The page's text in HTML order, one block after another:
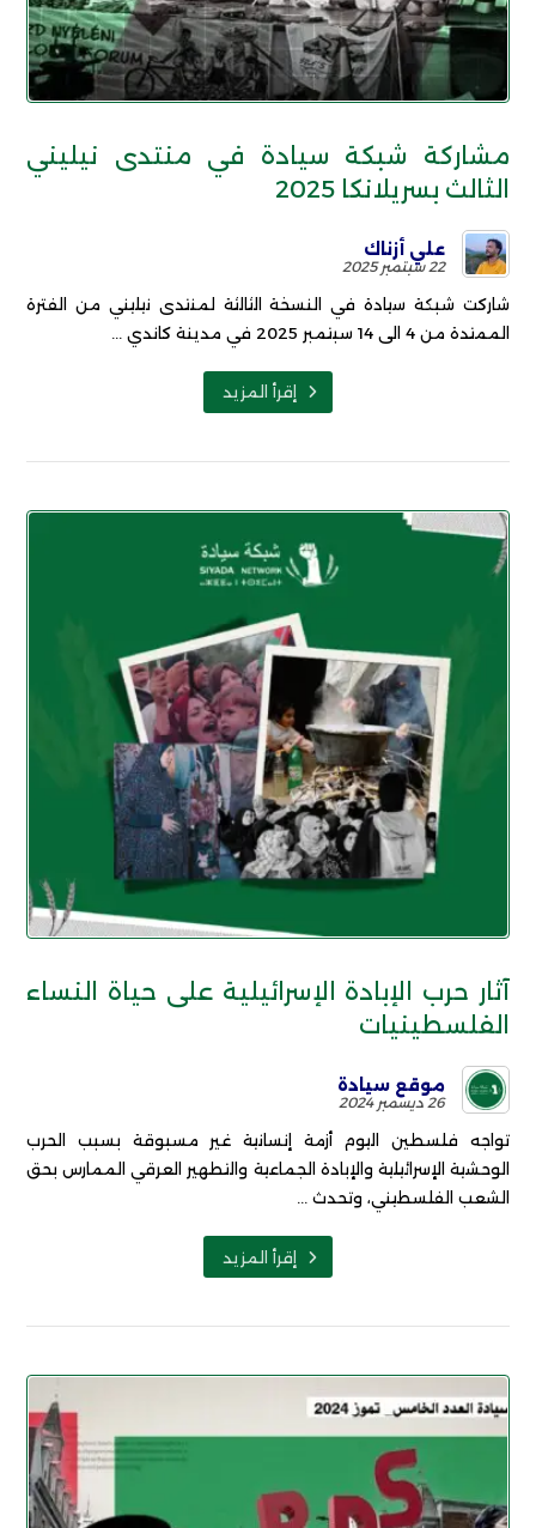
مشاركة شبكة سيادة في منتدى نيليني
الثالث بسريلانكا 2025
علي أزناك
22 سبتمبر 2025
شاركت شبكة سيادة في النسخة الثالثة لمنتدى نيليني من الفترة
الممتدة من 4 الى 14 سبتمبر 2025 في مدينة كاندي ...
إقرأ المزيد
آثار حرب الإبادة الإسرائيلية على حياة النساء
الفلسطينيات
موقع سيادة
26 ديسمبر 2024
تواجه فلسطين اليوم أزمة إنسانية غير مسبوقة بسبب الحرب
الوحشية الإسرائيلية والإبادة الجماعية والتطهير العرقي الممارس بحق
الشعب الفلسطيني، وتحدث ...
إقرأ المزيد